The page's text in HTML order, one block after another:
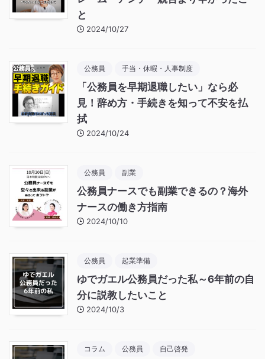
と
2024/10/27
公務員 手当・休暇・人事制度
「公務員を早期退職したい」なら必
見！辞め方・手続きを知って不安を払
拭
2024/10/24
公務員 副業
公務員ナースでも副業できるの？海外
ナースの働き方指南
2024/10/10
公務員 起業準備
ゆでガエル公務員だった私～6年前の自
分に説教したいこと
2024/10/3
コラム 公務員 自己啓発